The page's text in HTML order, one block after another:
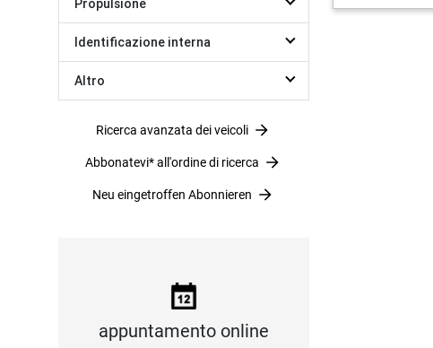
Propulsione
Identificazione interna
Altro
Ricerca avanzata dei veicoli
Abbonatevi* all'ordine di ricerca
Neu eingetroffen Abonnieren
appuntamento online